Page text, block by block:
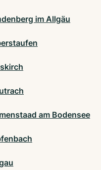
im Allgäu
am Bodensee